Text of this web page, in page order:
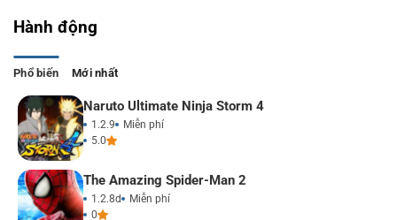
Hành động
Phổ biến Mới nhất
Naruto Ultimate Ninja Storm 4
1.2.9
Miễn phí
5.0
The Amazing Spider-Man 2
1.2.8d
Miễn phí
0